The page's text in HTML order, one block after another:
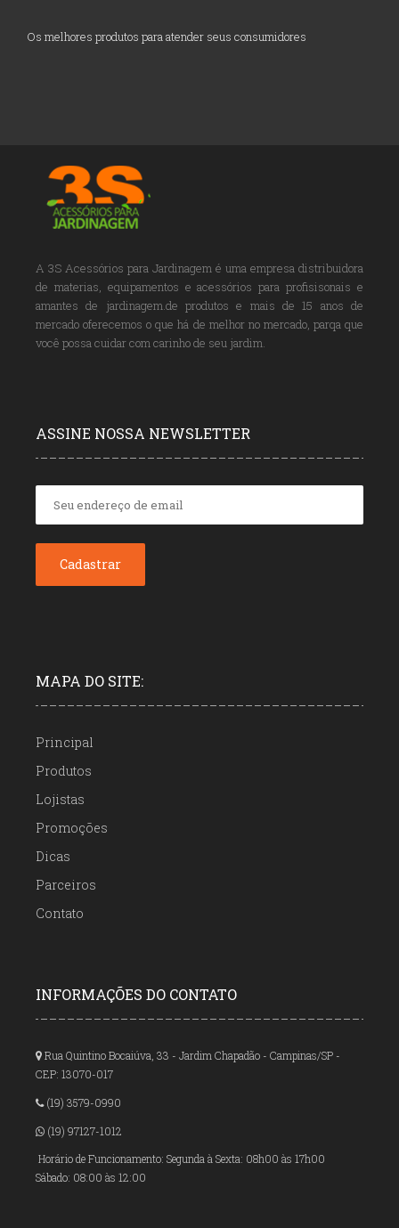
Os melhores produtos para atender seus consumidores
A 3S Acessórios para Jardinagem é uma empresa distribuidora
de materias, equipamentos e acessórios para profisisonais e
amantes de jardinagem.de produtos e mais de 15 anos de
mercado oferecemos o que há de melhor no mercado, parqa que
você possa cuidar com carinho de seu jardim.
ASSINE NOSSA NEWSLETTER
MAPA DO SITE:
Principal
Produtos
Lojistas
Promoções
Dicas
Parceiros
Contato
INFORMAÇÕES DO CONTATO
Rua Quintino Bocaiúva, 33 - Jardim Chapadão - Campinas/SP -
CEP: 13070-017
(19) 3579-0990
(19) 97127-1012
Horário de Funcionamento: Segunda à Sexta: 08h00 às 17h00
Sábado: 08:00 às 12:00